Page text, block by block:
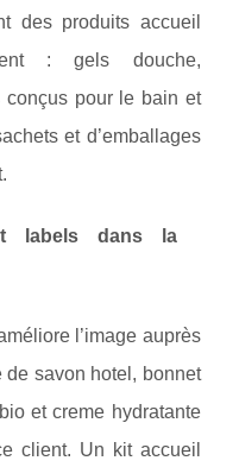
des produits accueil
: gels douche,
conçus pour le bain et
et d’emballages
labels dans la
l’image auprès
savon hotel, bonnet
et creme hydratante
client. Un kit accueil